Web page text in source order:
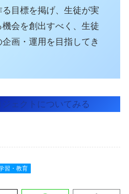
目標を掲げ、生徒が実
会を創出すべく、生徒
画・運用を目指してき
ェクトについてみる
習・教育